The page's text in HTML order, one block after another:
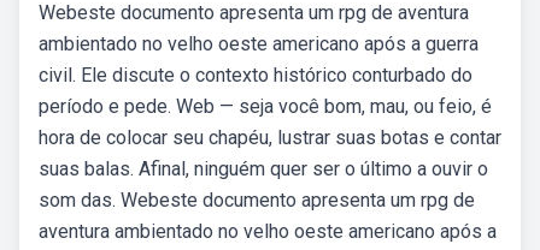
Webeste documento apresenta um rpg de aventura
ambientado no velho oeste americano após a guerra
civil. Ele discute o contexto histórico conturbado do
período e pede. Web — seja você bom, mau, ou feio, é
hora de colocar seu chapéu, lustrar suas botas e contar
suas balas. Afinal, ninguém quer ser o último a ouvir o
som das. Webeste documento apresenta um rpg de
aventura ambientado no velho oeste americano após a